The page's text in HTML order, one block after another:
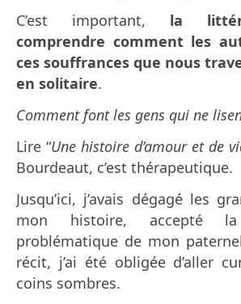
C’est important, la
comprendre comment les
ces souffrances que nous
en solitaire.
Comment font les gens qui ne
Lire “Une histoire d’amour et de
Bourdeaut, c’est thérapeutique.
Jusqu’ici, j’avais dégagé les
mon histoire, accepté la
problématique de mon
récit, j’ai été obligée d’aller
coins sombres.